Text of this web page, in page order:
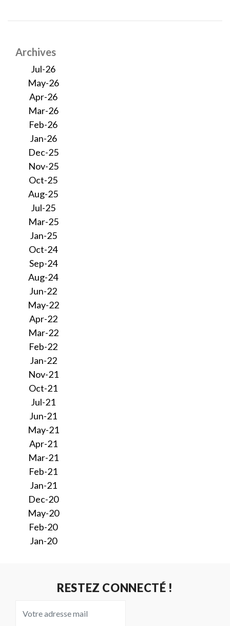
Archives
Jul-26
May-26
Apr-26
Mar-26
Feb-26
Jan-26
Dec-25
Nov-25
Oct-25
Aug-25
Jul-25
Mar-25
Jan-25
Oct-24
Sep-24
Aug-24
Jun-22
May-22
Apr-22
Mar-22
Feb-22
Jan-22
Nov-21
Oct-21
Jul-21
Jun-21
May-21
Apr-21
Mar-21
Feb-21
Jan-21
Dec-20
May-20
Feb-20
Jan-20
RESTEZ CONNECTÉ !